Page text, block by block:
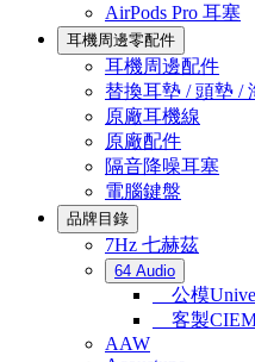
AirPods Pro 耳塞
耳機周邊零配件
耳機周邊配件
替換耳墊 / 頭墊 /
原廠耳機線
原廠配件
隔音降噪耳塞
電腦鍵盤
品牌目錄
7Hz 七赫茲
64 Audio
公模
客製
AAW